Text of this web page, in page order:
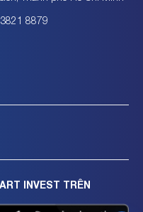
8879
INVEST TRÊN